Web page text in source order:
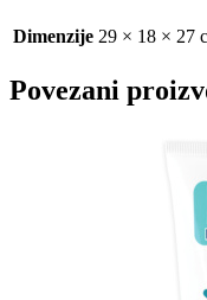
Dimenzije 29 × 18 × 27
Povezani